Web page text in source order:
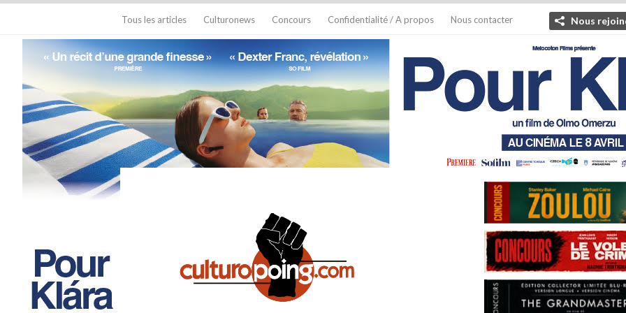
Tous les articles Culturonews Concours Confidentialité / A propos Nous contacter Nous